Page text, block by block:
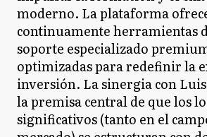
moderno. La plataforma
continuamente herramientas
soporte especializado
optimizadas para redefinir la
inversión. La sinergia con
la premisa central de que los
significativos (tanto en el